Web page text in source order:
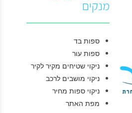
מנקים
ספות בד
ספות עור
ניקוי שטיחים מקיר לקיר
ניקוי מושבים לרכב
ניקוי ספות מחיר
מפת האתר